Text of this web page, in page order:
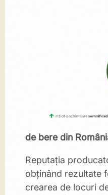
de bere din
Reputația
obținând rezultate
crearea de locuri